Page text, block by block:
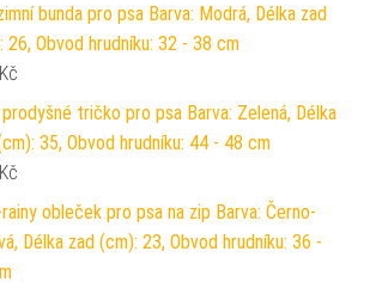
bunda pro psa Barva: Modrá, Délka zad
26, Obvod hrudníku: 32 - 38 cm
Kč
tričko pro psa Barva: Zelená, Délka
35, Obvod hrudníku: 44 - 48 cm
Kč
obleček pro psa na zip Barva: Černo-
Délka zad (cm): 23, Obvod hrudníku: 36 -